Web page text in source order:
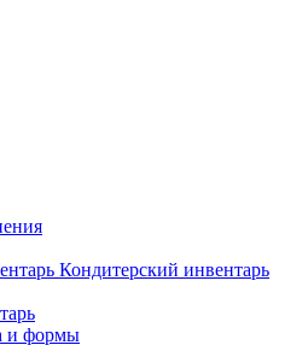
Кондитерский инвентарь
и формы